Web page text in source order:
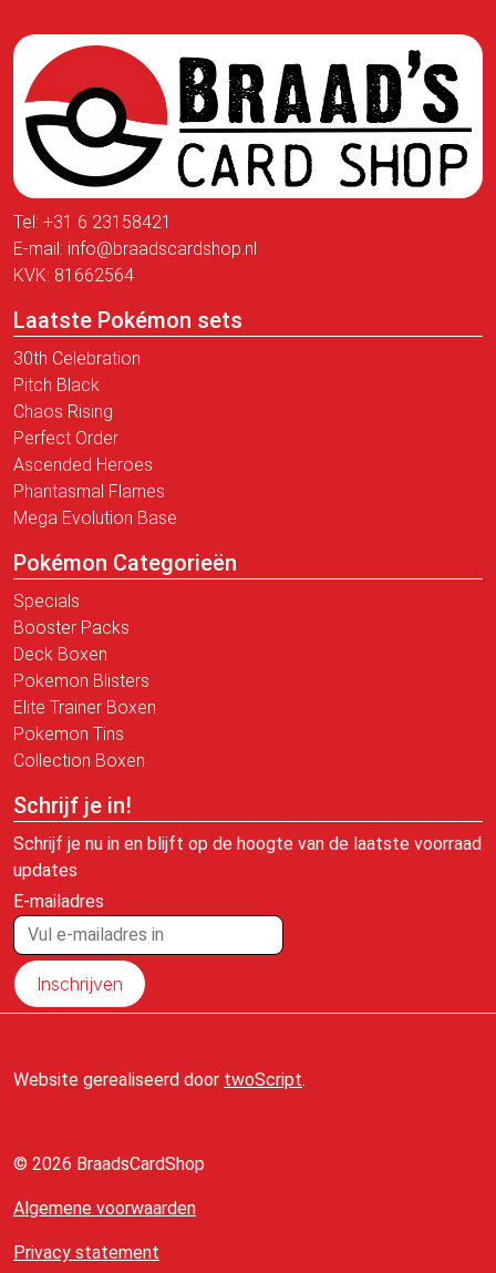
Tel: +31 6 23158421
E-mail: info@braadscardshop.nl
KVK: 81662564
Laatste Pokémon sets
30th Celebration
Pitch Black
Chaos Rising
Perfect Order
Ascended Heroes
Phantasmal Flames
Mega Evolution Base
Pokémon Categorieën
Specials
Booster Packs
Deck Boxen
Pokemon Blisters
Elite Trainer Boxen
Pokemon Tins
Collection Boxen
Schrijf je in!
Schrijf je nu in en blijft op de hoogte van de laatste voorraad
updates
E-mailadres
Inschrijven
© 2026 BraadsCardShop
Algemene voorwaarden
Privacy statement
Website gerealiseerd door twoScript.